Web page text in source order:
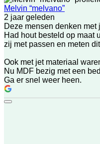
Melvin “melvano”
2 jaar geleden
Deze mensen denken met
Had hout besteld op maat
zij met passen en meten
Ook met jet materiaal
Nu MDF bezig met een
Ga er snel weer heen.